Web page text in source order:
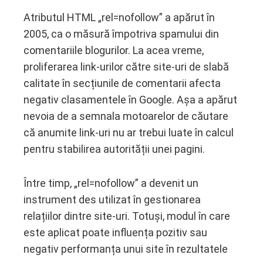
Atributul HTML „rel=nofollow” a apărut în
2005, ca o măsură împotriva spamului din
comentariile blogurilor. La acea vreme,
proliferarea link-urilor către site-uri de slabă
calitate în secțiunile de comentarii afecta
negativ clasamentele în Google. Așa a apărut
nevoia de a semnala motoarelor de căutare
că anumite link-uri nu ar trebui luate în calcul
pentru stabilirea autorității unei pagini.
Între timp, „rel=nofollow” a devenit un
instrument des utilizat în gestionarea
relațiilor dintre site-uri. Totuși, modul în care
este aplicat poate influența pozitiv sau
negativ performanța unui site în rezultatele